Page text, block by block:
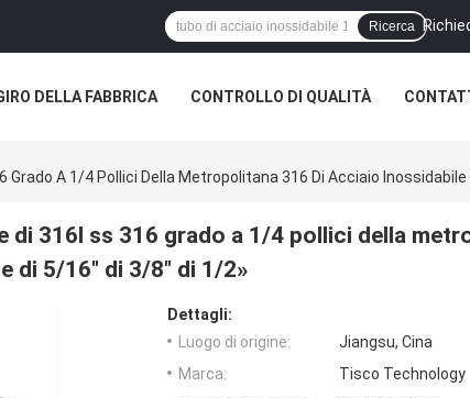
Ricerca
DELLA FABBRICA CONTROLLO DI QUALITÀ
Grado A 1/4 Pollici Della Metropolitana 316 Di Acciaio
di 316l ss 316 grado a 1/4 pollici della
di 5/16" di 3/8" di 1/2»
Dettagli:
Luogo di origine:
Jiangsu, Cina
Marca:
Tisco Technology